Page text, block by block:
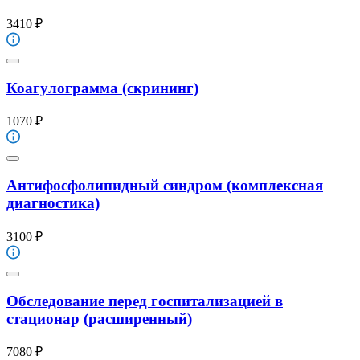
3410 ₽
Коагулограмма (скрининг)
1070 ₽
Антифосфолипидный синдром (комплексная
диагностика)
3100 ₽
Обследование перед госпитализацией в
стационар (расширенный)
7080 ₽